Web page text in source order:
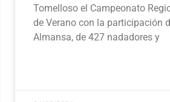
Tomelloso el Campeonato
de Verano con la participación
Almansa, de 427 nadadores y